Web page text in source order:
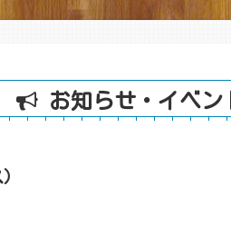
お知らせ・イベン